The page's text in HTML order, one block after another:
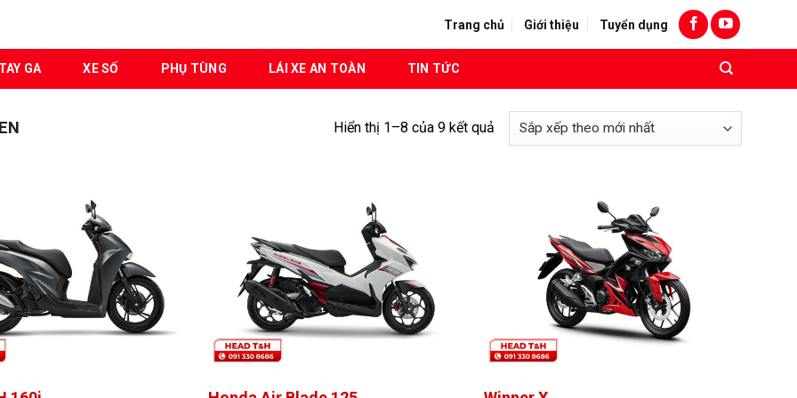
Trang chủ Giới thiệu Tuyển dụng
GA XE SỐ PHỤ TÙNG LÁI XE AN TOÀN TIN TỨC
Hiển thị 1–8 của 9 kết quả